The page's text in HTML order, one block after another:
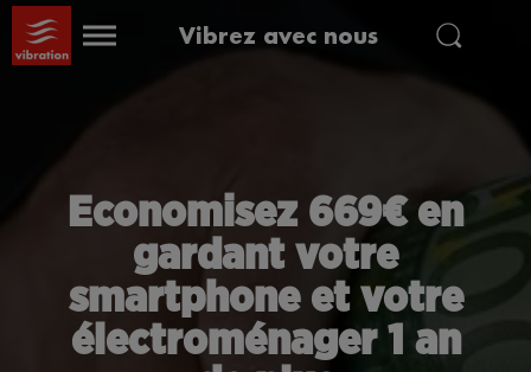
Vibrez avec nous
Economisez 669€ en
gardant votre
smartphone et votre
électroménager 1 an